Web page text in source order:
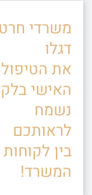
משרדי
דגלו
את הטיפול
האישי
נשמח
לראותכם
בין לקוחות
המשרד!